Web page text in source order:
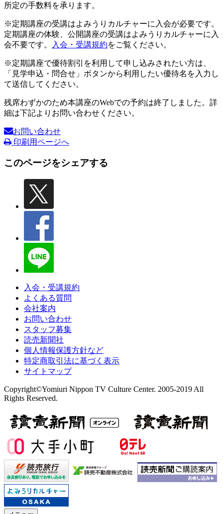
所定の手数料を承ります。
※定期講座の受講はよみうりカルチャーに入会が必要です。
定期講座の体験、公開講座の受講はよみうりカルチャーに入
会不要です。
入会・受講規約をご覧ください。
※定期講座で優待割引を利用して申し込みされたい方は、
「見学申込・問合せ」ボタンから利用したい優待名を入力し
て送信してください。
残席わずかのため本講座のWebでの予約は終了しました。詳
細は下記よりお問い合わせください。
お問い合わせ
印刷用ページへ
このページをシェアする
入会・受講規約
よくある質問
会社案内
お問い合わせ
スタッフ募集
読売新聞社
個人情報保護方針など
特定商取引法に基づく表示
サイトマップ
Copyright©Yomiuri Nippon TV Culture Center. 2005-2019 All
Rights Reserved.